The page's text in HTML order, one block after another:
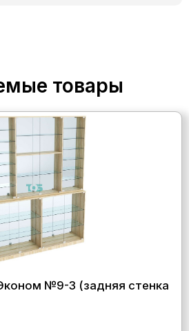
товары
№9-3 (задняя стенка